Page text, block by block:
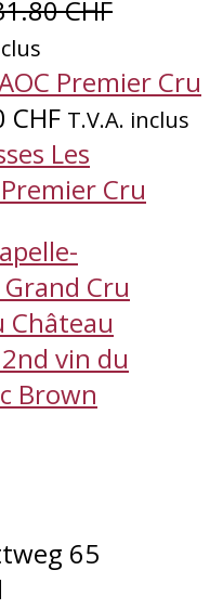
CHF
Premier Cru
CHF T.V.A. inclus
Les
Cru
Cru
Château
vin du
Brown
65